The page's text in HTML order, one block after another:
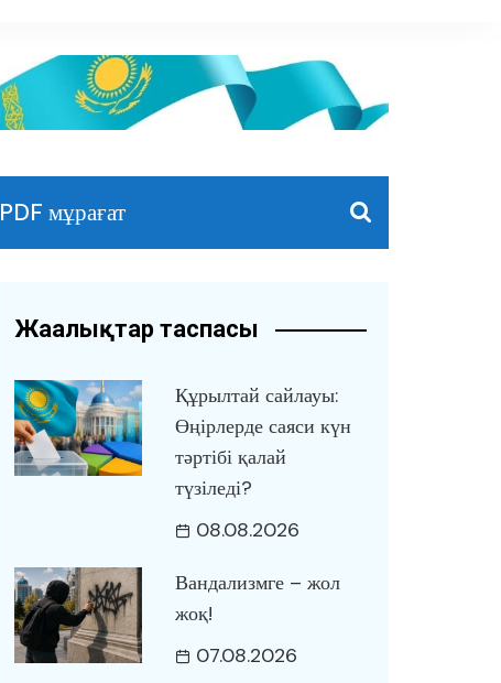
PDF мұрағат
Жаңалықтар таспасы
Құрылтай сайлауы:
Өңірлерде саяси күн
тәртібі қалай
түзіледі?
08.08.2026
Вандализмге – жол
жоқ!
07.08.2026